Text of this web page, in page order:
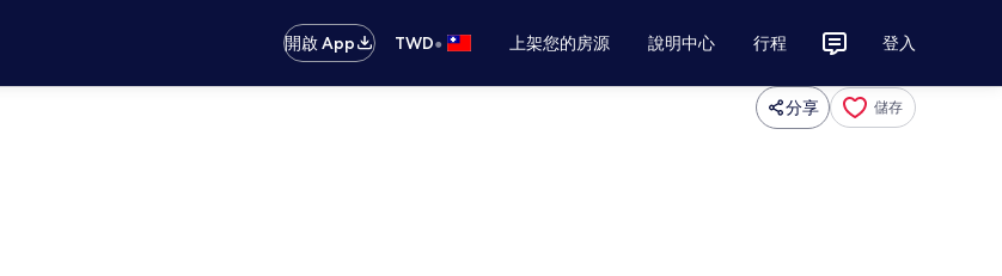
開啟 App
TWD• 上架您的房源 說明中心 行程 登入
分享 儲存